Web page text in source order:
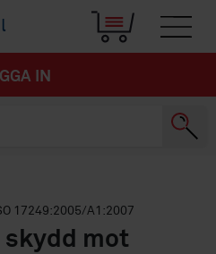
IN
17249:2005/A1:2007
mot